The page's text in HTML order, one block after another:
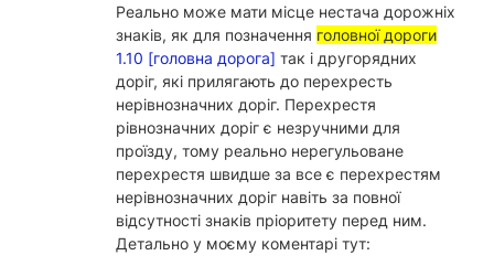
Реально може мати місце нестача дорожніх
знаків, як для позначення головної дороги
1.10 [головна дорога] так і другорядних
доріг, які прилягають до перехресть
нерівнозначних доріг. Перехрестя
рівнозначних доріг є незручними для
проїзду, тому реально нерегульоване
перехрестя швидше за все є перехрестям
нерівнозначних доріг навіть за повної
відсутності знаків пріоритету перед ним.
Детально у моєму коментарі тут: